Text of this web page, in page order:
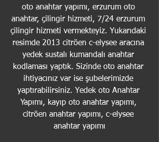
oto anahtar yapımı, erzurum oto
anahtar, çilingir hizmeti, 7/24 erzurum
çilingir hizmeti vermekteyiz. Yukarıdaki
resimde 2013 citröen c-elysee aracına
yedek sustalı kumandalı anahtar
kodlaması yaptık. Sizinde oto anahtar
ihtiyacınız var ise şubelerimizde
yaptırabilirsiniz. Yedek oto Anahtar
Yapımı, kayıp oto anahtar yapımı,
citröen anahtar yapımı, c-elysee
anahtar yapımı